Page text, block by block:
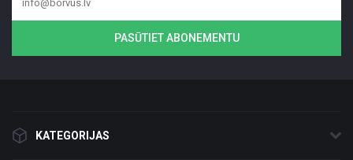
PASŪTIET ABONEMENTU
KATEGORIJAS